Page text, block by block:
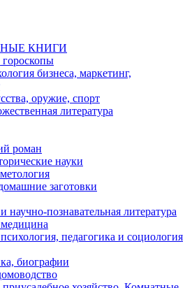
КНИГИ
гороскопы
бизнеса, маркетинг,
оружие, спорт
литература
роман
науки
заготовки
научно-познавательная литература
педагогика и социология
биографии